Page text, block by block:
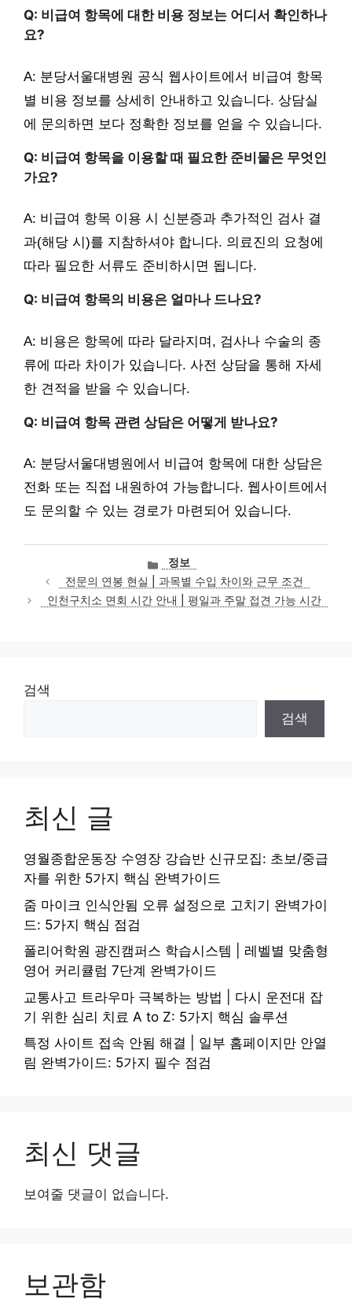
Q: 비급여 항목에 대한 비용 정보는 어디서 확인하나
요?
A: 분당서울대병원 공식 웹사이트에서 비급여 항목
별 비용 정보를 상세히 안내하고 있습니다. 상담실
에 문의하면 보다 정확한 정보를 얻을 수 있습니다.
Q: 비급여 항목을 이용할 때 필요한 준비물은 무엇인
가요?
A: 비급여 항목 이용 시 신분증과 추가적인 검사 결
과(해당 시)를 지참하셔야 합니다. 의료진의 요청에
따라 필요한 서류도 준비하시면 됩니다.
Q: 비급여 항목의 비용은 얼마나 드나요?
A: 비용은 항목에 따라 달라지며, 검사나 수술의 종
류에 따라 차이가 있습니다. 사전 상담을 통해 자세
한 견적을 받을 수 있습니다.
Q: 비급여 항목 관련 상담은 어떻게 받나요?
A: 분당서울대병원에서 비급여 항목에 대한 상담은
전화 또는 직접 내원하여 가능합니다. 웹사이트에서
도 문의할 수 있는 경로가 마련되어 있습니다.
카
테
고
리
정보
전문의 연봉 현실 | 과목별 수입 차이와 근무 조건
인천구치소 면회 시간 안내 | 평일과 주말 접견 가능 시간
검색
검색
최신 글
영월종합운동장 수영장 강습반 신규모집: 초보/중급
자를 위한 5가지 핵심 완벽가이드
줌 마이크 인식안됨 오류 설정으로 고치기 완벽가이
드: 5가지 핵심 점검
폴리어학원 광진캠퍼스 학습시스템 | 레벨별 맞춤형
영어 커리큘럼 7단계 완벽가이드
교통사고 트라우마 극복하는 방법 | 다시 운전대 잡
기 위한 심리 치료 A to Z: 5가지 핵심 솔루션
특정 사이트 접속 안됨 해결 | 일부 홈페이지만 안열
림 완벽가이드: 5가지 필수 점검
최신 댓글
보여줄 댓글이 없습니다.
보관함